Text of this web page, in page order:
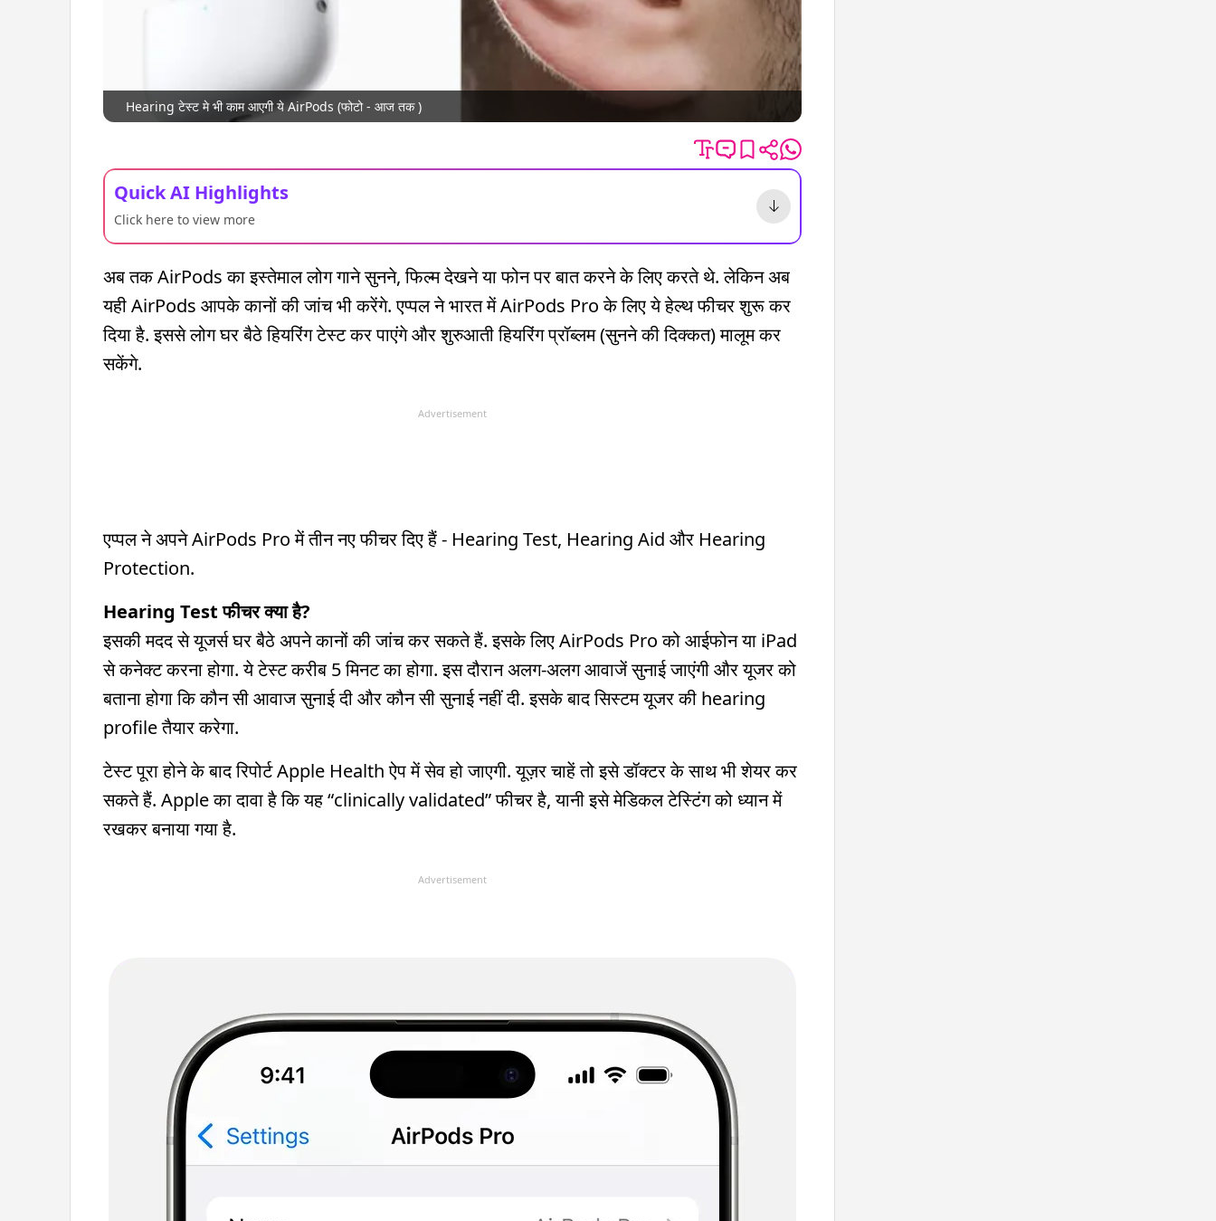
Hearing टेस्ट मे भी काम आएगी ये AirPods (फोटो - आज तक )
Quick AI Highlights
Click here to view more
अब तक AirPods का इस्तेमाल लोग गाने सुनने, फिल्म देखने या फोन पर बात करने के लिए करते थे. लेकिन अब
यही AirPods आपके कानों की जांच भी करेंगे. एप्पल ने भारत में AirPods Pro के लिए ये हेल्थ फीचर शुरू कर
दिया है. इससे लोग घर बैठे हियरिंग टेस्ट कर पाएंगे और शुरुआती हियरिंग प्रॉब्लम (सुनने की दिक्कत) मालूम कर
सकेंगे.
Advertisement
एप्पल ने अपने AirPods Pro में तीन नए फीचर दिए हैं - Hearing Test, Hearing Aid और Hearing
Protection.
Hearing Test फीचर क्या है?
इसकी मदद से यूजर्स घर बैठे अपने कानों की जांच कर सकते हैं. इसके लिए AirPods Pro को आईफोन या iPad
से कनेक्ट करना होगा. ये टेस्ट करीब 5 मिनट का होगा. इस दौरान अलग-अलग आवाजें सुनाई जाएंगी और यूजर को
बताना होगा कि कौन सी आवाज सुनाई दी और कौन सी सुनाई नहीं दी. इसके बाद सिस्टम यूजर की hearing
profile तैयार करेगा.
टेस्ट पूरा होने के बाद रिपोर्ट Apple Health ऐप में सेव हो जाएगी. यूज़र चाहें तो इसे डॉक्टर के साथ भी शेयर कर
सकते हैं. Apple का दावा है कि यह “clinically validated” फीचर है, यानी इसे मेडिकल टेस्टिंग को ध्यान में
रखकर बनाया गया है.
Advertisement